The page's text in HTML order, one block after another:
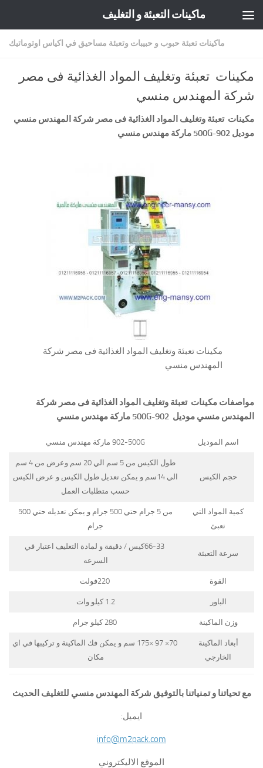
ماكينات التعبئة و التغليف
ماكينات تعبئة حبوب و حبيبات وتعبئة مساحيق في اكياس اوتوماتيك
مكينات تعبئة وتغليف المواد الغذائية فى مصر
شركة المهندس منسي
مكينات تعبئة وتغليف المواد الغذائية فى مصر شركة المهندس منسي
موديل 902-500G ماركة مهندس منسي
مكينات تعبئة وتغليف المواد الغذائية فى مصر شركة
المهندس منسي
مواصفات مكينات تعبئة وتغليف المواد الغذائية فى مصر شركة
المهندس منسي موديل 902-500G ماركة مهندس منسي
اسم الموديل 902-500G ماركة مهندس منسي
حجم الكيس
طول الكيس من 5 سم الي 20 سم وعرض من 4 سم
الي 14سم و يمكن تعديل طول الكيس و عرض الكيس
حسب متطلبات العمل
كمية المواد التي
تعبئ
من 5 جرام حتي 500 جرام و يمكن تعديله حتي 500
جرام
سرعة التعبئة
66-33كيس / دقيقة و لمادة التغليف اعتبار في
السرعه
القوة 220فولت
الباور 1.2 كيلو وات
وزن الماكينة 280 كيلو جرام
أبعاد الماكينة
الخارجي
70× 97 ×175 سم و يمكن فك الماكينة و تركيبها في اي
مكان
مع تحياتنا و تمنياتنا بالتوفيق شركة المهندس منسي للتغليف الحديث
ايميل:
info@m2pack.com
الموقع الاليكتروني